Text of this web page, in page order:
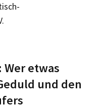
Wer etwas
und den